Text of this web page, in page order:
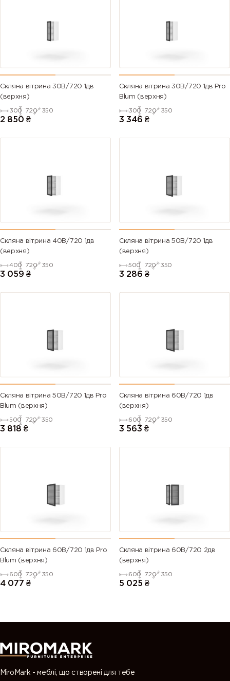
Скляна вітрина 30В/720 1дв
(верхня)
300 720 350
2 850 ₴
Скляна вітрина 30В/720 1дв Pro
Blum (верхня)
300 720 350
3 346 ₴
Скляна вітрина 40В/720 1дв
(верхня)
400 720 350
3 059 ₴
Скляна вітрина 50В/720 1дв
(верхня)
500 720 350
3 286 ₴
Скляна вітрина 50В/720 1дв Pro
Blum (верхня)
500 720 350
3 818 ₴
Скляна вітрина 60В/720 1дв
(верхня)
600 720 350
3 563 ₴
Скляна вітрина 60В/720 1дв Pro
Blum (верхня)
600 720 350
4 077 ₴
Скляна вітрина 60В/720 2дв
(верхня)
600 720 350
5 025 ₴
MiroMark - меблі, що створені для тебе